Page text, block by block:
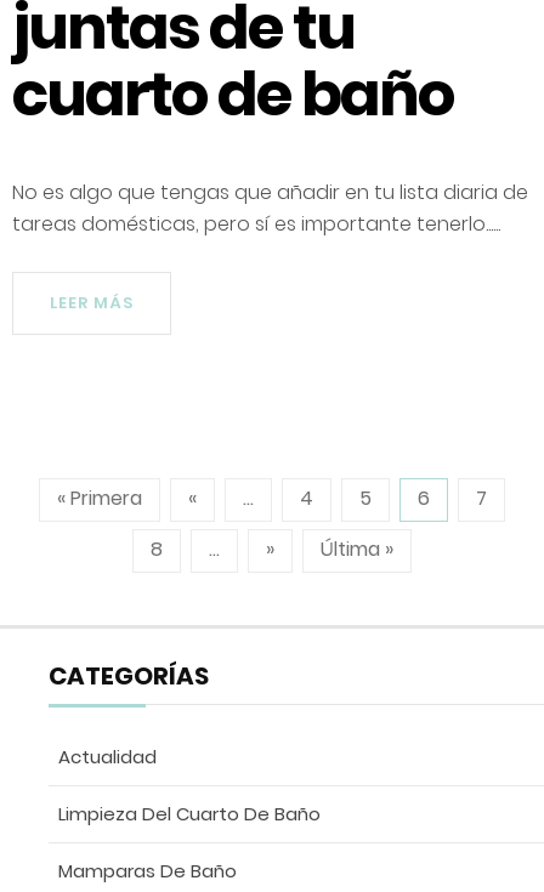
juntas de tu
cuarto de baño
No es algo que tengas que añadir en tu lista diaria de
tareas domésticas, pero sí es importante tenerlo......
LEER MÁS
« Primera « ... 4 5 6
7
8
... » Última »
CATEGORÍAS
Actualidad
Limpieza Del Cuarto De Baño
Mamparas De Baño